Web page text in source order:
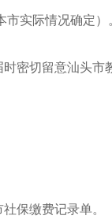
实际情况确定）
密切留意汕头市
保缴费记录单。